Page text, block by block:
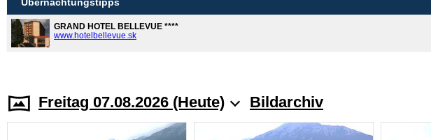
GRAND HOTEL BELLEVUE ****
www.hotelbellevue.sk
Freitag 07.08.2026 (Heute) Bildarchiv